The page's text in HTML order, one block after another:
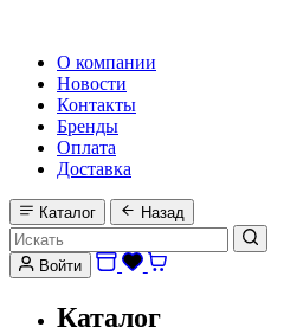
О компании
Новости
Контакты
Бренды
Оплата
Доставка
Каталог Назад
Войти
Каталог